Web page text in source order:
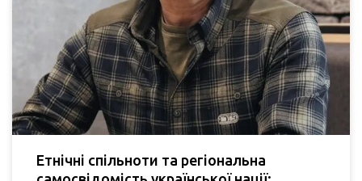
Етнічні спільноти та регіональна